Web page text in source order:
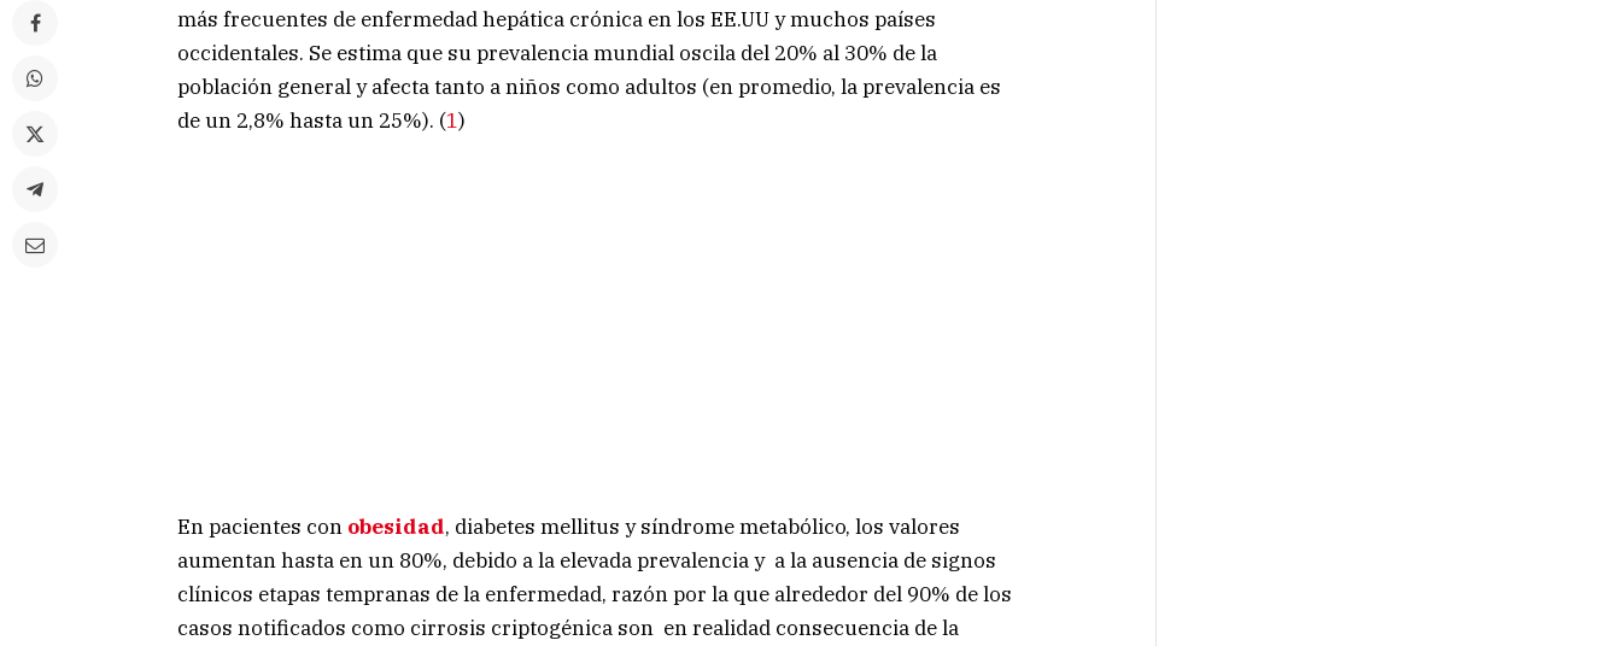
más frecuentes de enfermedad hepática crónica en los EE.UU y muchos países
occidentales. Se estima que su prevalencia mundial oscila del 20% al 30% de la
población general y afecta tanto a niños como adultos (en promedio, la prevalencia es
de un 2,8% hasta un 25%). (1)
En pacientes con obesidad, diabetes mellitus y síndrome metabólico, los valores
aumentan hasta en un 80%, debido a la elevada prevalencia y a la ausencia de signos
clínicos etapas tempranas de la enfermedad, razón por la que alrededor del 90% de los
casos notificados como cirrosis criptogénica son en realidad consecuencia de la